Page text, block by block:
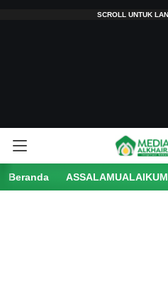
Beranda ASSALAMUALAIKUM